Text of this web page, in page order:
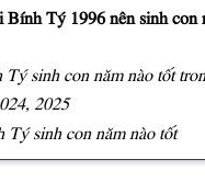
Bính Tý 1996 nên sinh con
sinh con năm nào tốt
2025
Tý sinh con năm nào tốt